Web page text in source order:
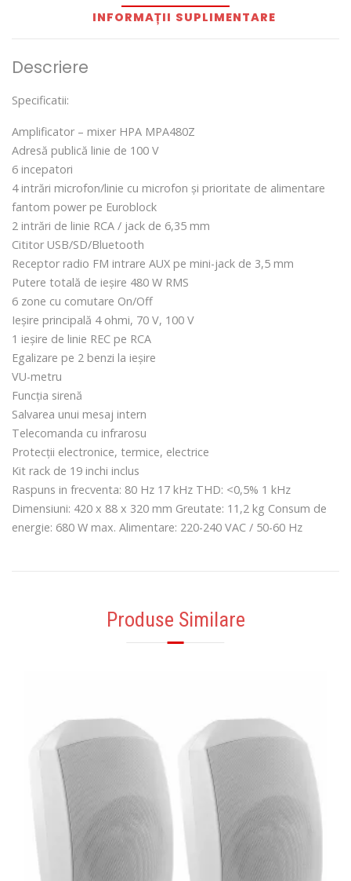
INFORMAȚII SUPLIMENTARE
Descriere
Specificatii:
Amplificator – mixer HPA MPA480Z
Adresă publică linie de 100 V
6 incepatori
4 intrări microfon/linie cu microfon și prioritate de alimentare
fantom power pe Euroblock
2 intrări de linie RCA / jack de 6,35 mm
Cititor USB/SD/Bluetooth
Receptor radio FM intrare AUX pe mini-jack de 3,5 mm
Putere totală de ieșire 480 W RMS
6 zone cu comutare On/Off
Ieșire principală 4 ohmi, 70 V, 100 V
1 ieșire de linie REC pe RCA
Egalizare pe 2 benzi la ieșire
VU-metru
Funcția sirenă
Salvarea unui mesaj intern
Telecomanda cu infrarosu
Protecții electronice, termice, electrice
Kit rack de 19 inchi inclus
Raspuns in frecventa: 80 Hz 17 kHz THD: <0,5% 1 kHz
Dimensiuni: 420 x 88 x 320 mm Greutate: 11,2 kg Consum de
energie: 680 W max. Alimentare: 220-240 VAC / 50-60 Hz
Produse Similare